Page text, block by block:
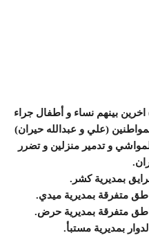
امرأة و طفل و جرح (7) اخرين بينهم نساء و أطفال جراء
(علي و عبدالله حيران)
و تدمير منزلين و تضرر
بمديرية كشر.
بمديرية مستبأ.